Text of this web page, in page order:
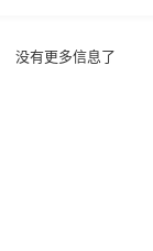
没有更多信息了